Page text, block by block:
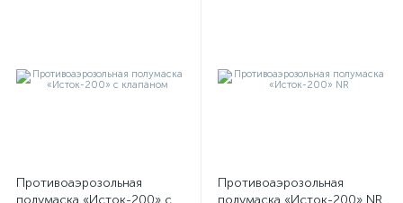
Противоаэрозольная
полумаска «Исток-200» с
Противоаэрозольная
полумаска «Исток-200» NR